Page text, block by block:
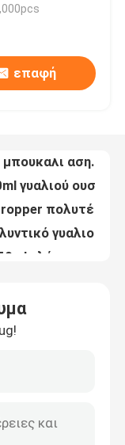
επαφή
Dropper πολυτέλειας ώμων 30ml ραπίσματος αργίλιο ΚΑΠ μπουκαλιών ουσίας γυαλιού μπουκαλιών
Υψηλά καλλυντικά quality5g 15g 30g 50g που συσκευάζουν το πλαστικό βάζων κρέμας εμπορευματοκιβώτιο σκονών βάζων ακρυλικό